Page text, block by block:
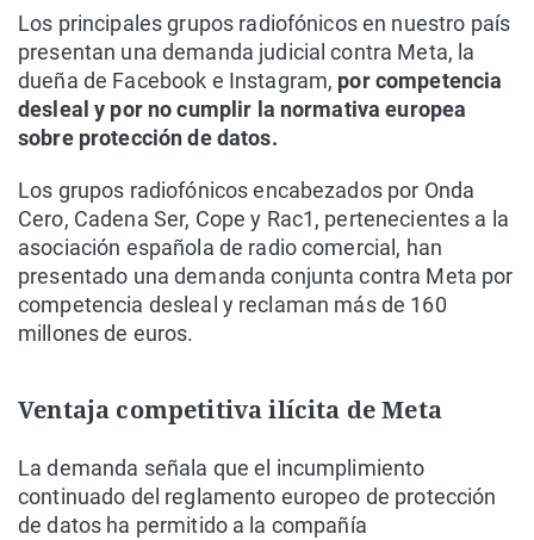
Los principales grupos radiofónicos en nuestro país
presentan una demanda judicial contra Meta, la
dueña de Facebook e Instagram, por competencia
desleal y por no cumplir la normativa europea
sobre protección de datos.
Los grupos radiofónicos encabezados por Onda
Cero, Cadena Ser, Cope y Rac1, pertenecientes a la
asociación española de radio comercial, han
presentado una demanda conjunta contra Meta por
competencia desleal y reclaman más de 160
millones de euros.
Ventaja competitiva ilícita de Meta
La demanda señala que el incumplimiento
continuado del reglamento europeo de protección
de datos ha permitido a la compañía